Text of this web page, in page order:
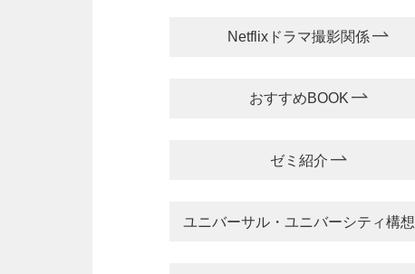
Netflixドラマ撮影関係
おすすめBOOK
ゼミ紹介
ユニバーサル・ユニバーシティ構想